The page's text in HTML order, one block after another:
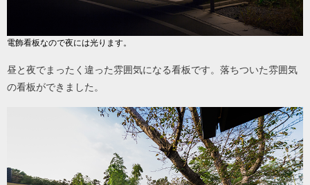
電飾看板なので夜には光ります。
昼と夜でまったく違った雰囲気になる看板です。落ちついた雰囲気
の看板ができました。